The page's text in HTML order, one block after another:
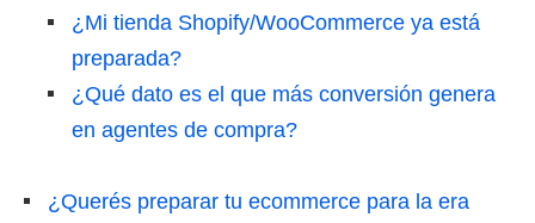
¿Mi tienda Shopify/WooCommerce ya está
preparada?
¿Qué dato es el que más conversión genera
en agentes de compra?
¿Querés preparar tu ecommerce para la era